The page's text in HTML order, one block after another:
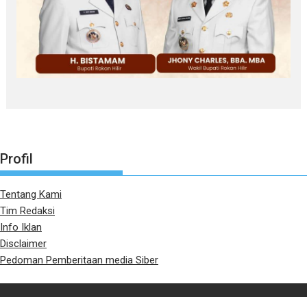
Profil
Tentang Kami
Tim Redaksi
Info Iklan
Disclaimer
Pedoman Pemberitaan media Siber